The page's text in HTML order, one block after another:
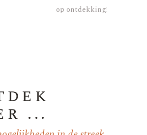
op ontdekking!
...